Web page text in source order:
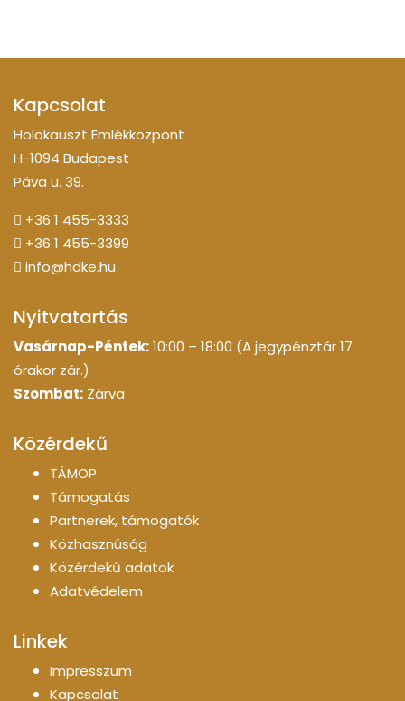
Kapcsolat
Holokauszt Emlékközpont
H-1094 Budapest
Páva u. 39.
+36 1 455-3333
+36 1 455-3399
info@hdke.hu
Nyitvatartás
Vasárnap-Péntek:10:00 – 18:00 (A jegypénztár 17
órakor zár.)
Szombat: Zárva
Közérdekű
TÁMOP
Támogatás
Partnerek, támogatók
Közhasznúság
Közérdekű adatok
Adatvédelem
Linkek
Impresszum
Kapcsolat